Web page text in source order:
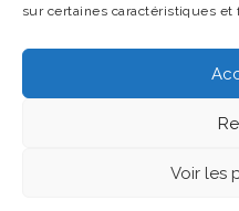
sur certaines caractéristiques et
Voir les
© Chemins détournés –